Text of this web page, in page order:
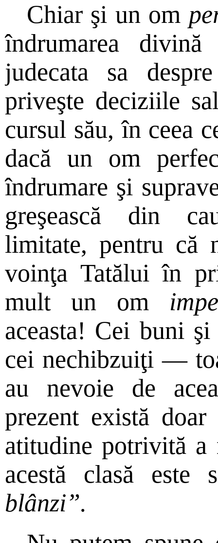
Chiar şi un om
îndrumarea
judecata sa
priveşte deciziile
cursul său, în ceea
dacă un om
îndrumare şi
greşească din
limitate, pentru că
voinţa Tatălui în
mult un om
aceasta! Cei buni
cei nechibzuiţi —
au nevoie de
prezent există
atitudine potrivită
acestă clasă este
blânzi”.